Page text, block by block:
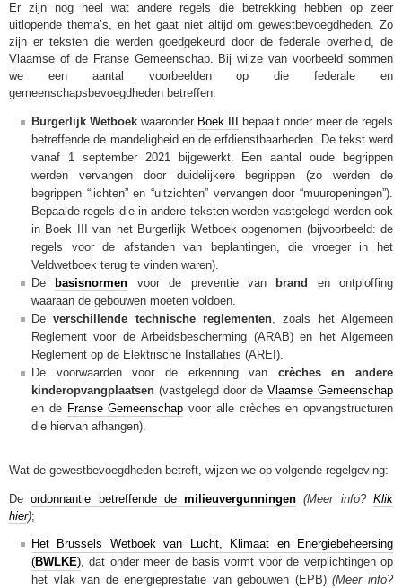
Er zijn nog heel wat andere regels die betrekking hebben op zeer
uitlopende thema’s, en het gaat niet altijd om gewestbevoegdheden. Zo
zijn er teksten die werden goedgekeurd door de federale overheid, de
Vlaamse of de Franse Gemeenschap. Bij wijze van voorbeeld sommen
we een aantal voorbeelden op die federale en
gemeenschapsbevoegdheden betreffen:
Burgerlijk Wetboek waaronder Boek III
bepaalt onder meer de regels
betreffende de mandeligheid en de erfdienstbaarheden. De tekst werd
vanaf 1 september 2021 bijgewerkt. Een aantal oude begrippen
werden vervangen door duidelijkere begrippen (zo werden de
begrippen “lichten” en “uitzichten” vervangen door “muuropeningen”).
Bepaalde regels die in andere teksten werden vastgelegd werden ook
in Boek III van het Burgerlijk Wetboek opgenomen (bijvoorbeeld: de
regels voor de afstanden van beplantingen, die vroeger in het
Veldwetboek terug te vinden waren).
De
basisnormen voor de preventie van brand
en ontploffing
waaraan de gebouwen moeten voldoen.
Deverschillende technische reglementen , zoals het Algemeen
Reglement voor de Arbeidsbescherming (ARAB) en het Algemeen
Reglement op de Elektrische Installaties (AREI).
De voorwaarden voor de erkenning van crèches en andere
kinderopvangplaatsen (vastgelegd door de Vlaamse Gemeenschap
en de Franse Gemeenschap voor alle crèches en opvangstructuren
die hiervan afhangen).
Wat de gewestbevoegdheden betreft, wijzen we op volgende regelgeving:
Deordonnantie betreffende demilieuvergunningen (Meer info?Klik
hier);
Het Brussels Wetboek van Lucht, Klimaat en Energiebeheersing
(BWLKE), dat onder meer de basis vormt voor de verplichtingen op
het vlak van de energieprestatie van gebouwen (EPB)(Meer info?